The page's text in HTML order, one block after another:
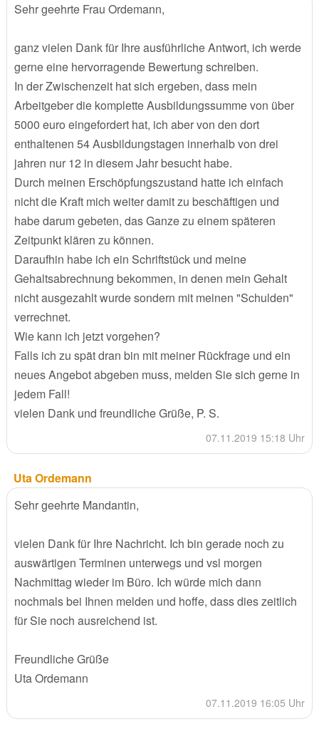
Sehr geehrte Frau Ordemann,
ganz vielen Dank für Ihre ausführliche Antwort, ich werde
gerne eine hervorragende Bewertung schreiben.
In der Zwischenzeit hat sich ergeben, dass mein
Arbeitgeber die komplette Ausbildungssumme von über
5000 euro eingefordert hat, ich aber von den dort
enthaltenen 54 Ausbildungstagen innerhalb von drei
jahren nur 12 in diesem Jahr besucht habe.
Durch meinen Erschöpfungszustand hatte ich einfach
nicht die Kraft mich weiter damit zu beschäftigen und
habe darum gebeten, das Ganze zu einem späteren
Zeitpunkt klären zu können.
Daraufhin habe ich ein Schriftstück und meine
Gehaltsabrechnung bekommen, in denen mein Gehalt
nicht ausgezahlt wurde sondern mit meinen "Schulden"
verrechnet.
Wie kann ich jetzt vorgehen?
Falls ich zu spät dran bin mit meiner Rückfrage und ein
neues Angebot abgeben muss, melden Sie sich gerne in
jedem Fall!
vielen Dank und freundliche Grüße, P. S.
07.11.2019 15:18 Uhr
Uta Ordemann
Sehr geehrte Mandantin,
vielen Dank für Ihre Nachricht. Ich bin gerade noch zu
auswärtigen Terminen unterwegs und vsl morgen
Nachmittag wieder im Büro. Ich würde mich dann
nochmals bei Ihnen melden und hoffe, dass dies zeitlich
für Sie noch ausreichend ist.
Freundliche Grüße
Uta Ordemann
07.11.2019 16:05 Uhr